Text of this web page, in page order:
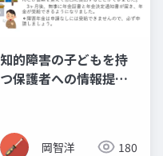
知的障害の子どもを持
つ保護者への情報提供
岡智洋 180